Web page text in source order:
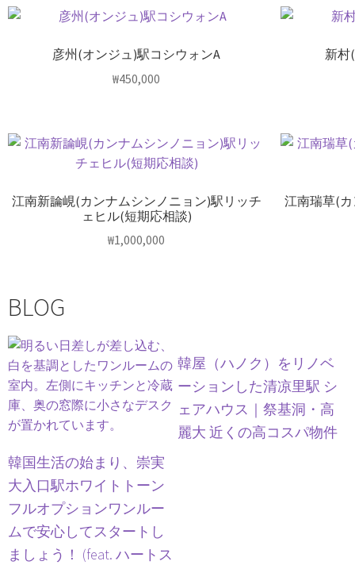
彦州(オンジュ)駅コシウォンA
₩450,000
新村
江南新論峴(カンナムシンノニョン)駅リッチ
ェヒル(短期応相談)
₩1,000,000
江南瑞草(
BLOG
韓国生活の始まり、崇実
大入口駅ホワイトトーン
フルオプションワンルー
ムで安心してスタートし
ましょう！ (feat. ハートス
韓屋（ハノク）をリノベ
ーションした清凉里駅 シ
ェアハウス｜祭基洞・高
麗大 近くの高コスパ物件